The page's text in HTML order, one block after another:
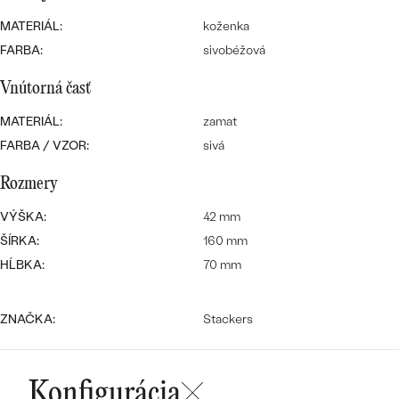
Najpredávanejšie
svadobné
obrúčky
PREZRIEŤ
DRAHOKAM
ZLATO
PLATINA
STRIEBRO
S DRAHOKAMAMI
S LAB GROWN DIAMANTMI
S PERLAMI
PODĽA ŠTÝLU
PERSONALIZOVANÉ
SYMBOLICKÉ
PODĽA PRÍLEŽITOSTI
PODĽA FARBY
CENOVO DOSTUPNÉ
LUXUSNÉ
LUXUSNÉ
MATERIÁL:
koženka
FARBA:
sivobéžová
Vnútorná časť
MATERIÁL:
zamat
FARBA / VZOR:
sivá
Rozmery
VÝŠKA:
42 mm
ŠÍRKA:
160 mm
HĹBKA:
70 mm
ZNAČKA: Stackers